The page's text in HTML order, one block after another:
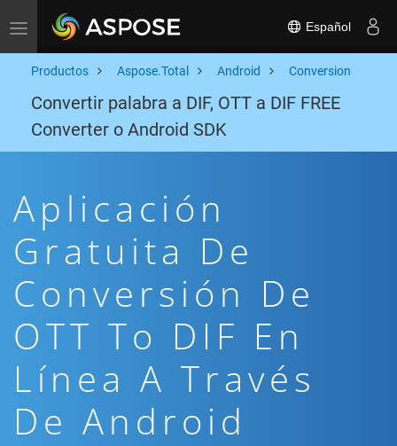
Toggle navigation Español
Productos Aspose.Total Android Conversion
Convertir palabra a DIF, OTT a DIF FREE
Converter o Android SDK
Aplicación
Gratuita De
Conversión De
OTT To DIF En
Línea A Través
De Android